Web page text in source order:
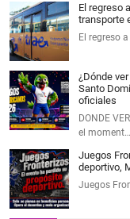
El regreso
transporte
El regreso
¿Dónde
Santo
oficiales
DONDE
el moment…
Juegos
deportivo,
Juegos